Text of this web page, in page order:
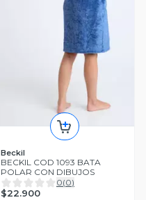
Beckil
BECKIL COD 1093 BATA
POLAR CON DIBUJOS
0(0)
$22.900